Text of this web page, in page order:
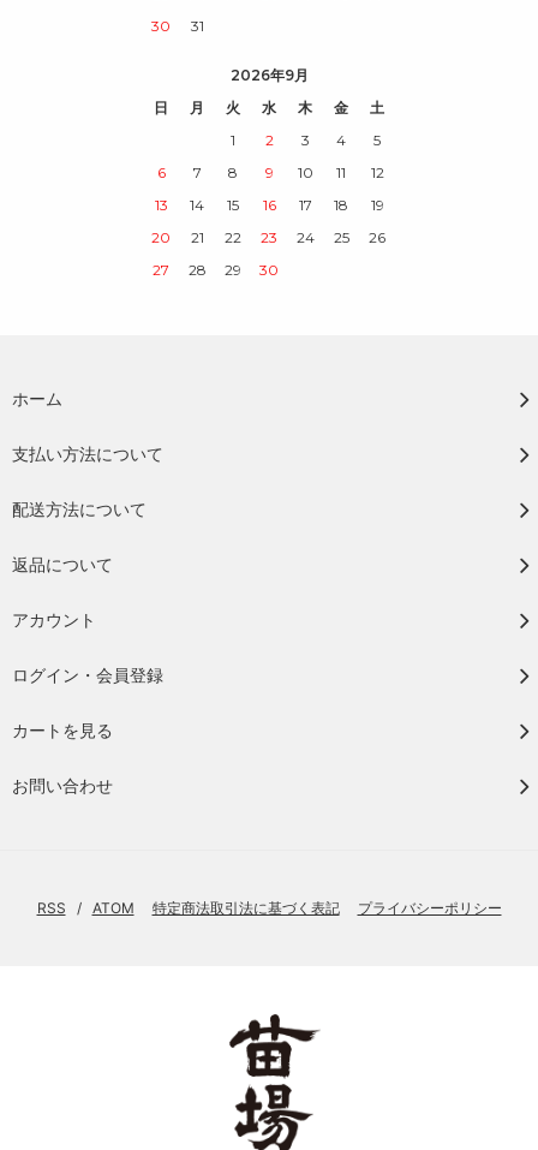
30
31
2026年9月
日
月 火 水 木 金
土
1
2 3 4
5
6
7 8 9 10 11
12
13
14 15 16 17 18
19
20
21 22 23 24 25
26
27
28 29 30
ホーム
支払い方法について
配送方法について
返品について
アカウント
ログイン・会員登録
カートを見る
お問い合わせ
RSS / ATOM 特定商法取引法に基づく表記 プライバシーポリシー